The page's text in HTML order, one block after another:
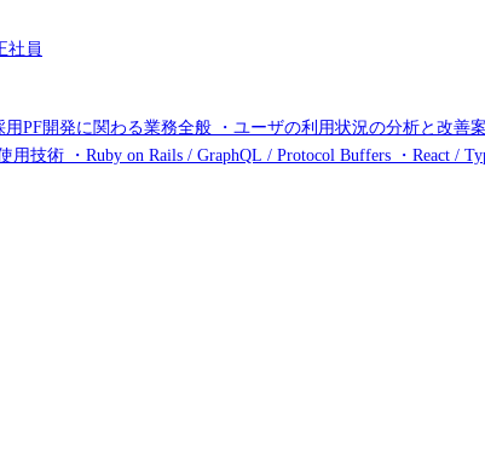
社員
PF開発に関わる業務全般 ・ユーザの利用状況の分析と改善